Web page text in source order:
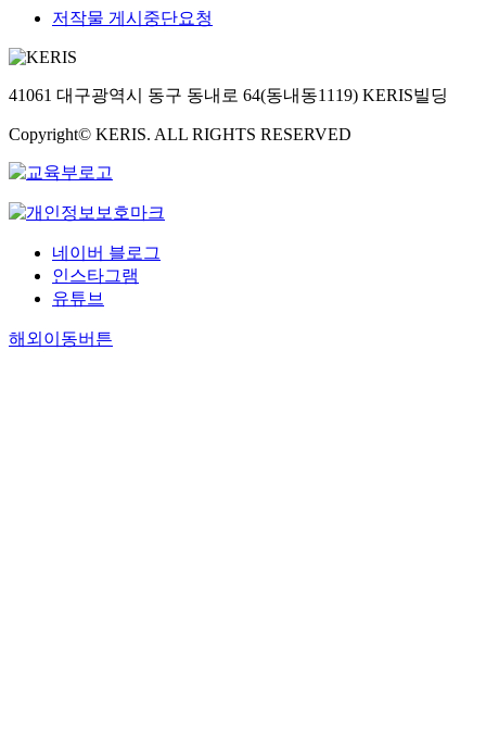
저작물 게시중단요청
41061 대구광역시 동구 동내로 64(동내동1119) KERIS빌딩
Copyright© KERIS. ALL RIGHTS RESERVED
네이버 블로그
인스타그램
유튜브
해외이동버튼